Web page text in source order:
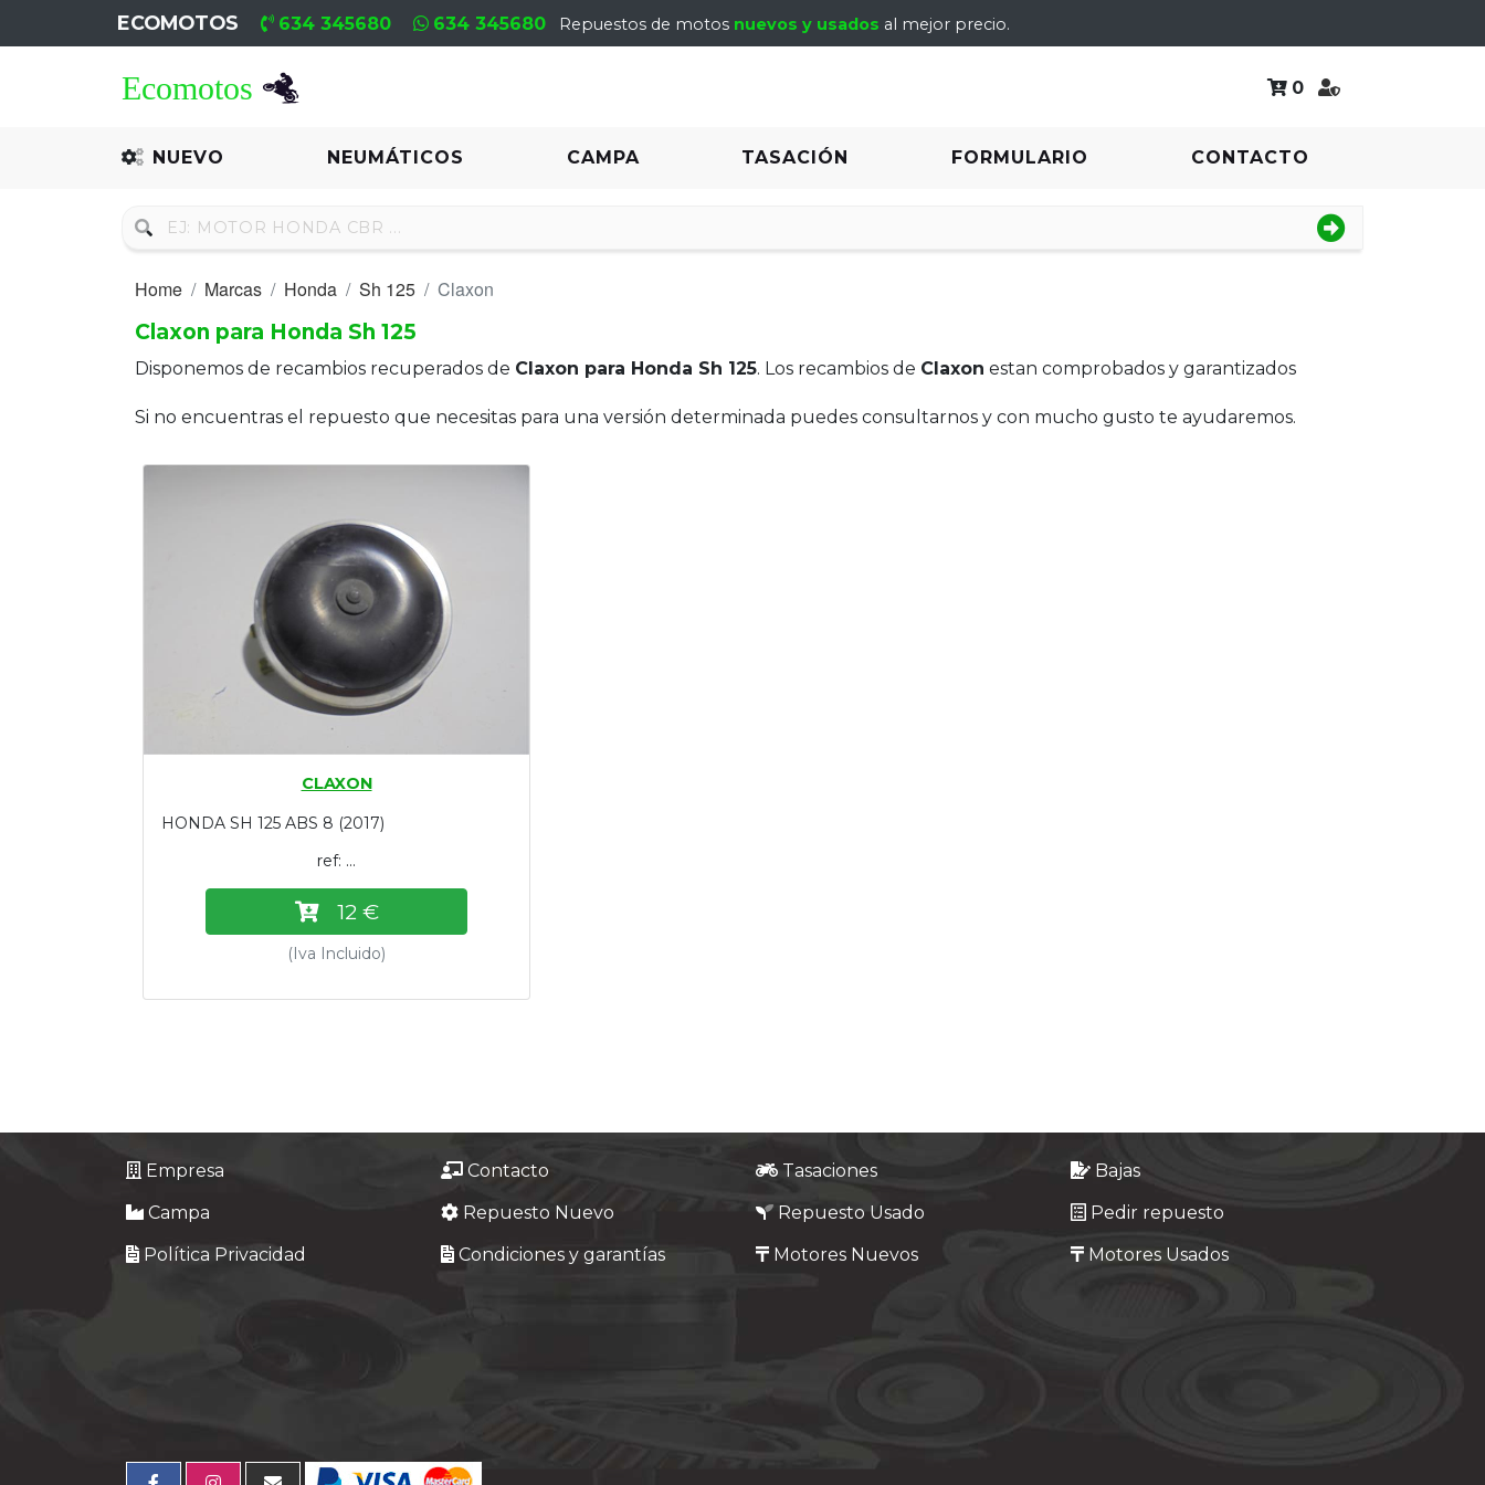
ECOMOTOS 634 345680 634 345680 Repuestos de motos nuevos y usados al mejor precio.
0
NUEVO NEUMÁTICOS CAMPA TASACIÓN FORMULARIO CONTACTO
Recambio
Neumáticos
Motores
Home Marcas Honda Sh 125
Claxon
Claxon para Honda Sh 125
Disponemos de recambios recuperados de Claxon para Honda Sh 125. Los recambios de Claxon estan comprobados y garantizados
Si no encuentras el repuesto que necesitas para una versión determinada puedes consultarnos y con mucho gusto te ayudaremos.
CLAXON
HONDA SH 125 ABS 8 (2017)
ref: ...
12 €
(Iva Incluido)
Empresa Contacto Tasaciones
Bajas
Campa
Repuesto Nuevo Repuesto Usado
Pedir repuesto
Política Privacidad
Condiciones y garantías Motores Nuevos Motores Usados